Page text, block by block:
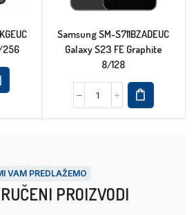
256
Samsung SM-S711BZADEUC
Galaxy S23 FE Graphite
8/128
VAM PREDLAŽEMO
PROIZVODI